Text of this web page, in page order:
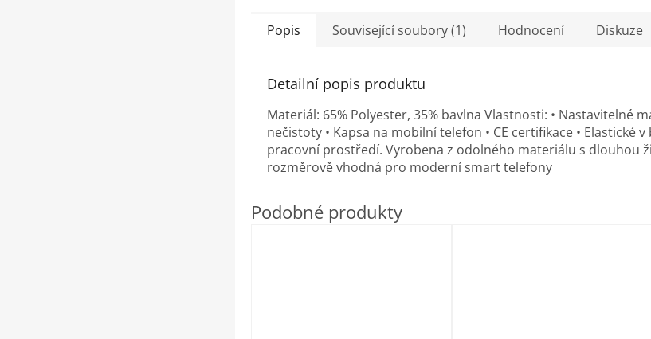
Popis Související soubory (1) Hodnocení Diskuze
Detailní popis produktu
Materiál: 65% Polyester, 35% bavlna Vlastnosti: • Nastavitelné
nečistoty • Kapsa na mobilní telefon • CE certifikace •
pracovní prostředí. Vyrobena z odolného materiálu s dlouhou
rozměrově vhodná pro moderní smart telefony